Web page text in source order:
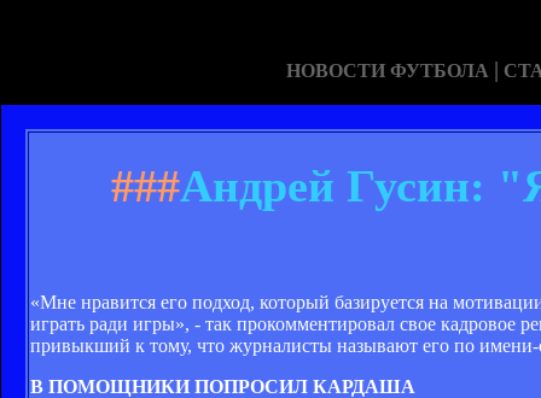
НОВОСТИ ФУТБОЛА |
###Андрей Гусин:
«Мне нравится его подход, который базируется на
играть ради игры», - так прокомментировал свое
привыкший к тому, что журналисты называют его по
В ПОМОЩНИКИ ПОПРОСИЛ КАРДАША